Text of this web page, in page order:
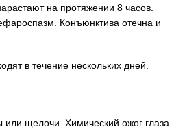
на протяжении 8 часов.
Конъюнктива отечна и
в течение нескольких дней.
или щелочи. Химический ожог глаза